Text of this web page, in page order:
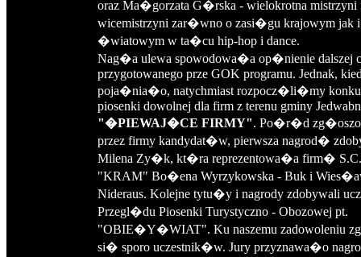
oraz Ma�gorzata G�rska - wielokrotna mistrzyni
wicemistrzyni zar�wno o zasi�gu krajowym jak i
�wiatowym w ta�cu hip-hop i dance.
Nag�a ulewa spowodowa�a op�nienie dalszej
przygotowanego prze GOK programu. Jednak,
poja�nia�o, natychmiast rozpocz�li�my
piosenki dowolnej dla firm z terenu gminy
"�PIEWAJ�CE FIRMY". Po�r�d
przez firmy kandydat�w, pierwsza nagrod�
Milena Zy�k, kt�ra reprezentowa�a firm� S.C.
"KRAM" Bo�ena Wyrzykowska - Buk i
Nideraus. Kolejne tytu�y i nagrody zdobywali
Przegl�du Piosenki Turystyczno - Obozowej pt.
"OBIE�Y�WIAT". Ku naszemu zadowoleniu
si� sporo uczestnik�w. Jury przyznawa�o